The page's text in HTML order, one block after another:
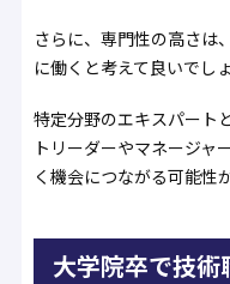
さらに、専門性の高さは
に働くと考えて良いでしょ
特定分野のエキスパート
トリーダーやマネージャ
く機会につながる可能性
大学院卒で技